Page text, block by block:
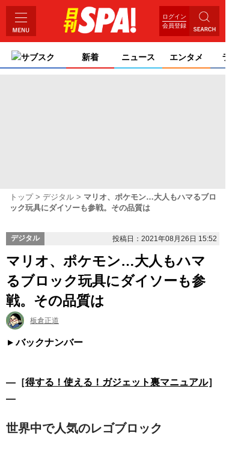
ログイン
会員登録
サブスク 新着 ニュース エンタメ ライ
トップ デジタル
マリオ、ポケモン…大人もハマるブロ
ック玩具にダイソーも参戦。その品質は
デジタル 投稿日：2021年08月26日 15:52
マリオ、ポケモン…大人もハマ
るブロック玩具にダイソーも参
戦。その品質は
板倉正道
バックナンバー
―［得する！使える！ガジェット裏マニュアル］
―
世界中で人気のレゴブロック